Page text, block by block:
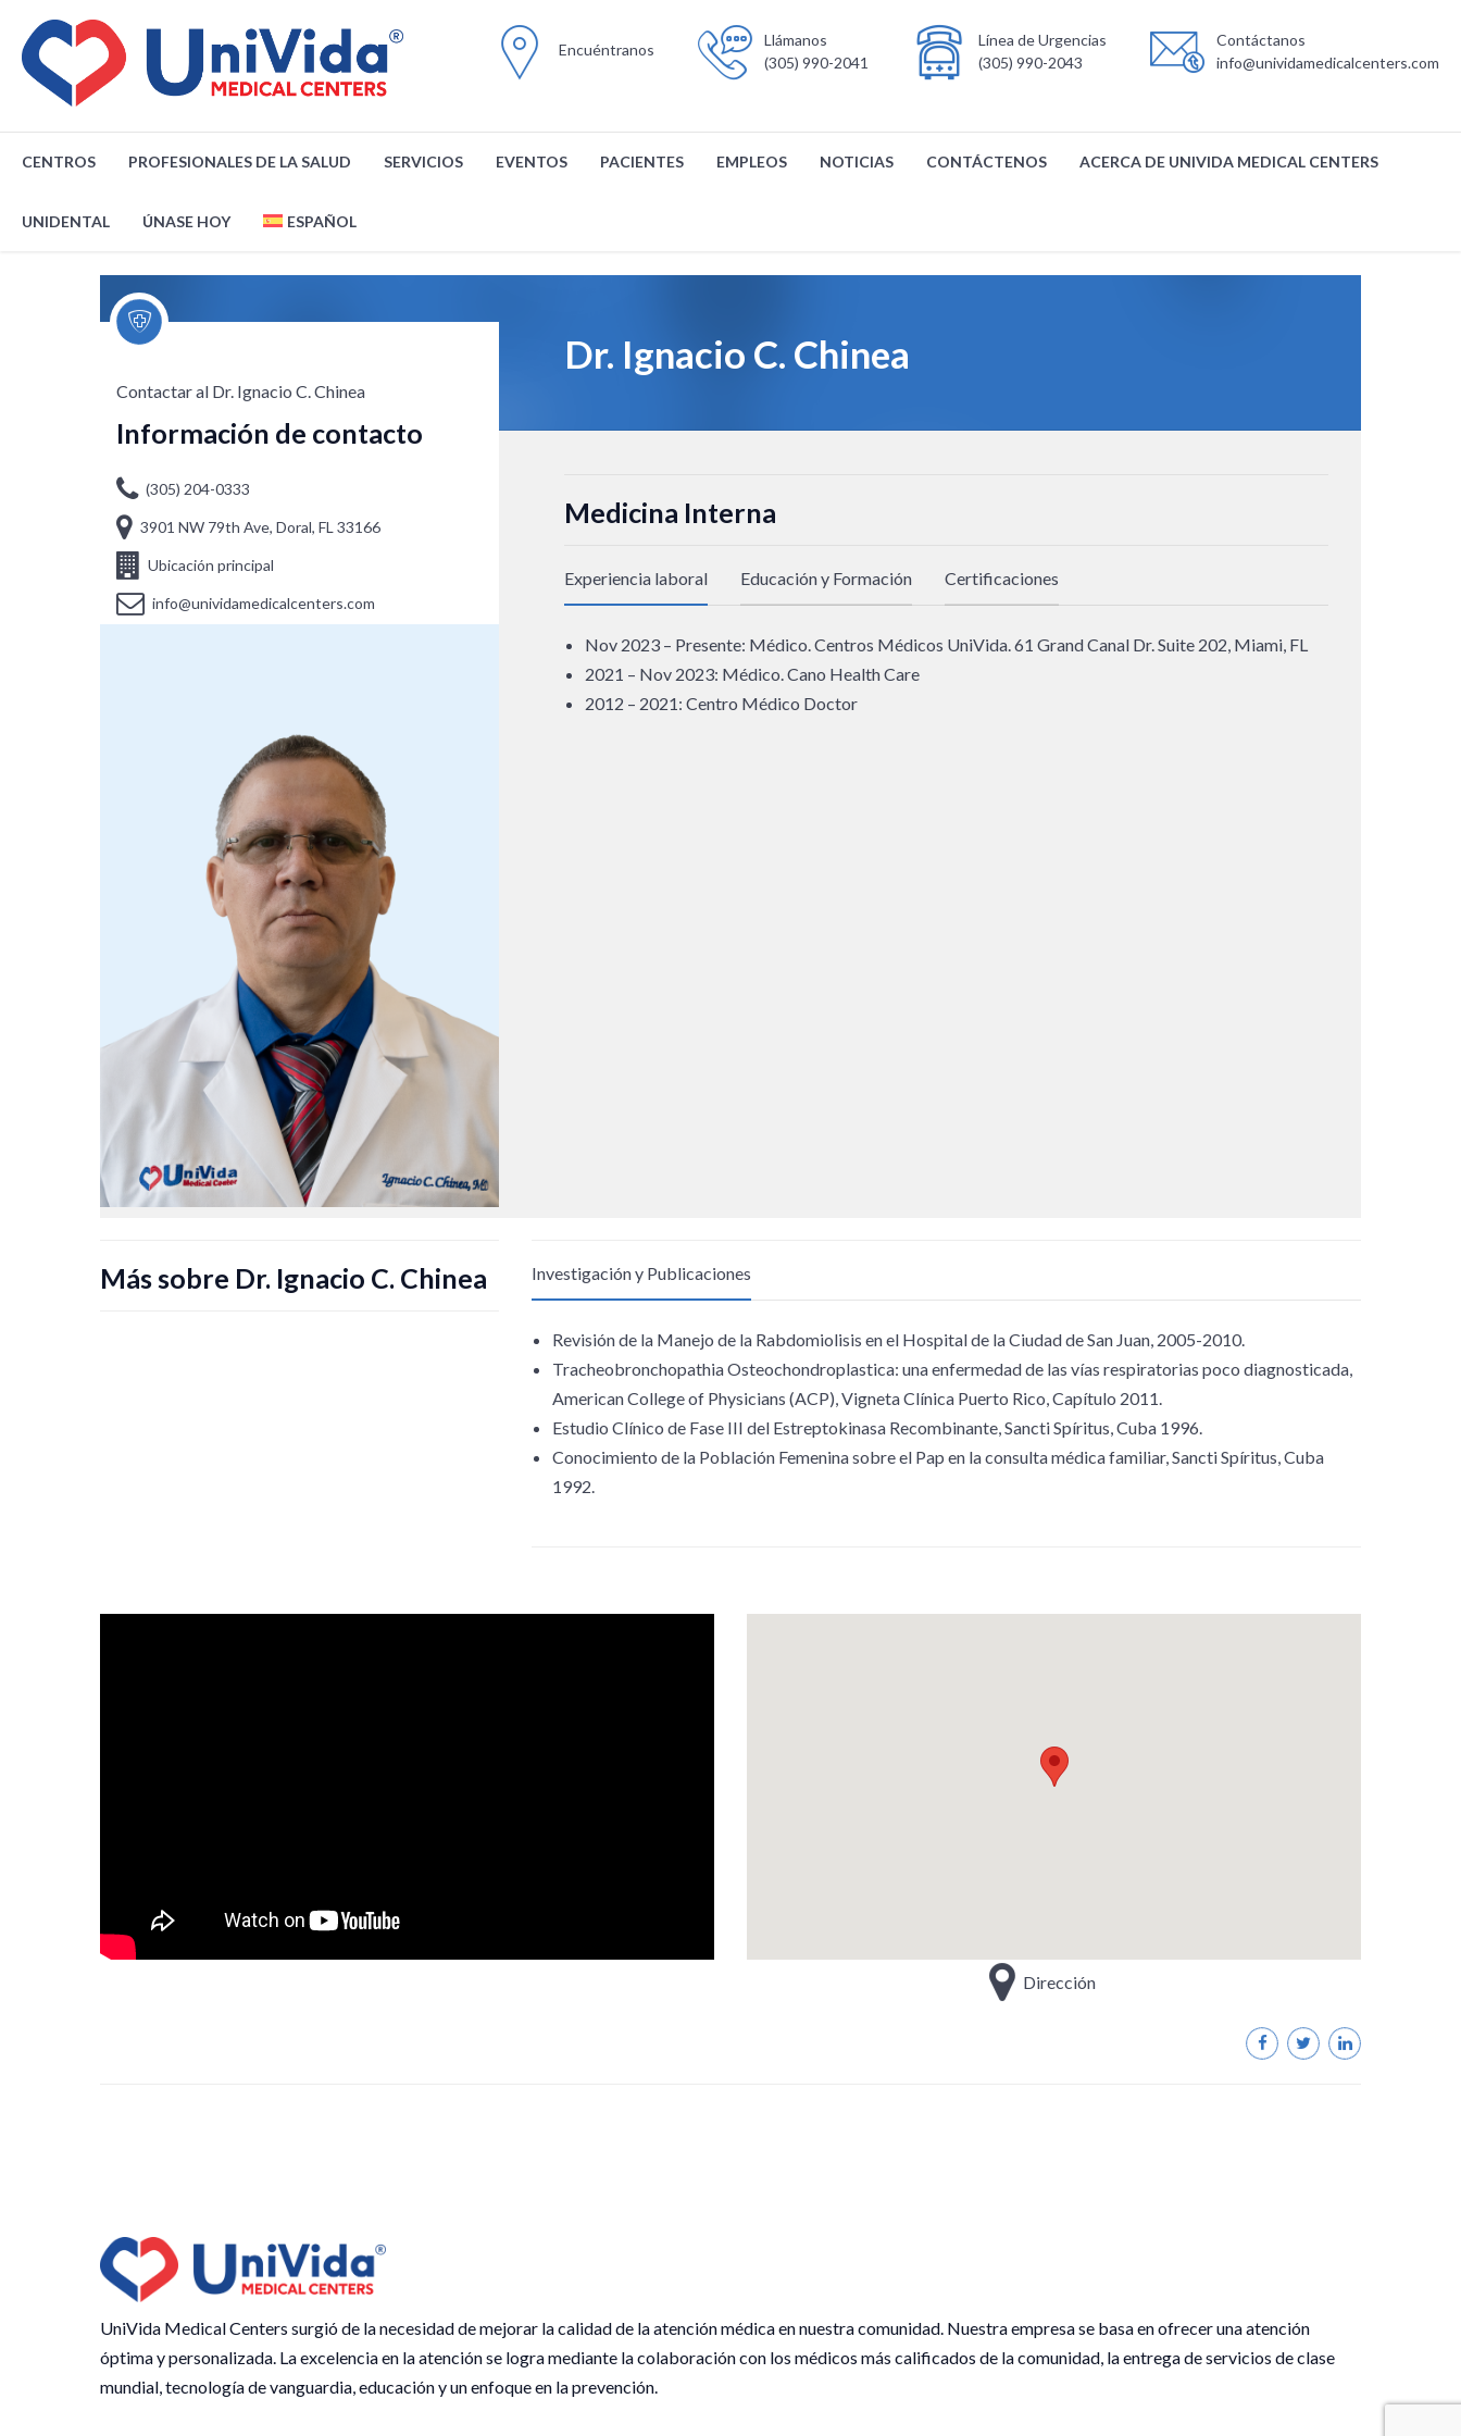
Encuéntranos
Llámanos
(305) 990-2041
Línea de Urgencias
(305) 990-2043
Contáctanos
info@unividamedicalcenters.com
CENTROS PROFESIONALES DE LA SALUD SERVICIOS EVENTOS PACIENTES EMPLEOS NOTICIAS CONTÁCTENOS ACERCA DE UNIVIDA MEDICAL CENTERS
UNIDENTAL ÚNASE HOY ESPAÑOL
Dr. Ignacio C. Chinea
Contactar al Dr. Ignacio C. Chinea
Información de contacto
(305) 204-0333
3901 NW 79th Ave, Doral, FL 33166
Ubicación principal
info@unividamedicalcenters.com
Medicina Interna
Experiencia laboral Educación y Formación Certificaciones
Nov 2023 – Presente: Médico. Centros Médicos UniVida. 61 Grand Canal Dr. Suite 202, Miami, FL
2021 – Nov 2023: Médico. Cano Health Care
2012 – 2021: Centro Médico Doctor
Más sobre Dr. Ignacio C. Chinea Investigación y Publicaciones
Revisión de la Manejo de la Rabdomiolisis en el Hospital de la Ciudad de San Juan, 2005-2010.
Tracheobronchopathia Osteochondroplastica: una enfermedad de las vías respiratorias poco diagnosticada,
American College of Physicians (ACP), Vigneta Clínica Puerto Rico, Capítulo 2011.
Estudio Clínico de Fase III del Estreptokinasa Recombinante, Sancti Spíritus, Cuba 1996.
Conocimiento de la Población Femenina sobre el Pap en la consulta médica familiar, Sancti Spíritus, Cuba
1992.
Dirección
UniVida Medical Centers surgió de la necesidad de mejorar la calidad de la atención médica en nuestra comunidad. Nuestra empresa se basa en ofrecer una atención
óptima y personalizada. La excelencia en la atención se logra mediante la colaboración con los médicos más calificados de la comunidad, la entrega de servicios de clase
mundial, tecnología de vanguardia, educación y un enfoque en la prevención.